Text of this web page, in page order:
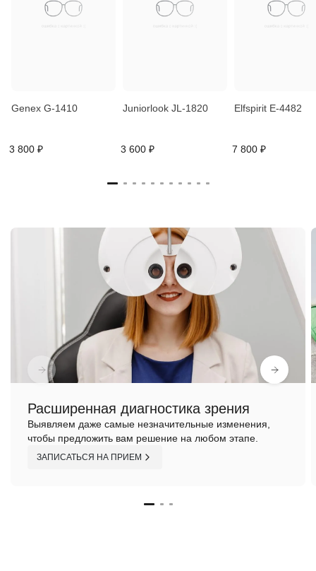
Genex G-1410
3 800 ₽
Juniorlook JL-1820
3 600 ₽
Elfspirit E-4482
7 800 ₽
Расширенная диагностика зрения
Выявляем даже самые незначительные изменения,
чтобы предложить вам решение на любом этапе.
ЗАПИСАТЬСЯ НА ПРИЕМ